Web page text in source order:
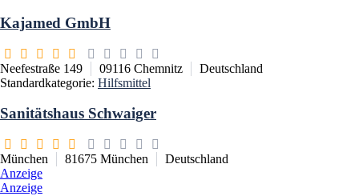
Kajamed GmbH
Neefestraße 149 09116 Chemnitz
Deutschland
Standardkategorie: Hilfsmittel
Sanitätshaus Schwaiger
München 81675 München
Deutschland
Anzeige
Anzeige